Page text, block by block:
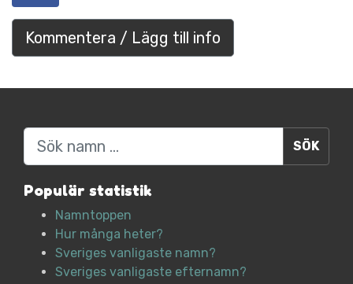
Kommentera / Lägg till info
Sök
Populär statistik
Namntoppen
Hur många heter?
Sveriges vanligaste namn?
Sveriges vanligaste efternamn?